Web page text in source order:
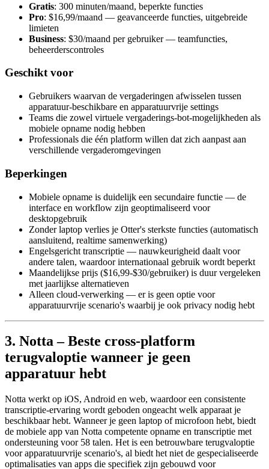
Gratis: 300 minuten/maand, beperkte functies
Pro: $16,99/maand — geavanceerde functies, uitgebreide
limieten
Business: $30/maand per gebruiker — teamfuncties,
beheerderscontroles
Geschikt voor
Gebruikers waarvan de vergaderingen afwisselen tussen
apparatuur-beschikbare en apparatuurvrije settings
Teams die zowel virtuele vergaderings-bot-mogelijkheden als
mobiele opname nodig hebben
Professionals die één platform willen dat zich aanpast aan
verschillende vergaderomgevingen
Beperkingen
Mobiele opname is duidelijk een secundaire functie — de
interface en workflow zijn geoptimaliseerd voor
desktopgebruik
Zonder laptop verlies je Otter's sterkste functies (automatisch
aansluitend, realtime samenwerking)
Engelsgericht transcriptie — nauwkeurigheid daalt voor
andere talen, waardoor internationaal gebruik wordt beperkt
Maandelijkse prijs ($16,99-$30/gebruiker) is duur vergeleken
met jaarlijkse alternatieven
Alleen cloud-verwerking — er is geen optie voor
apparatuurvrije scenario's waarbij je ook privacy nodig hebt
3. Notta – Beste cross-platform
terugvaloptie wanneer je geen
apparatuur hebt
Notta werkt op iOS, Android en web, waardoor een consistente
transcriptie-ervaring wordt geboden ongeacht welk apparaat je
beschikbaar hebt. Wanneer je geen laptop of microfoon hebt, biedt
de mobiele app van Notta competente opname en transcriptie met
ondersteuning voor 58 talen. Het is een betrouwbare terugvaloptie
voor apparatuurvrije scenario's, al biedt het niet de gespecialiseerde
optimalisaties van apps die specifiek zijn gebouwd voor